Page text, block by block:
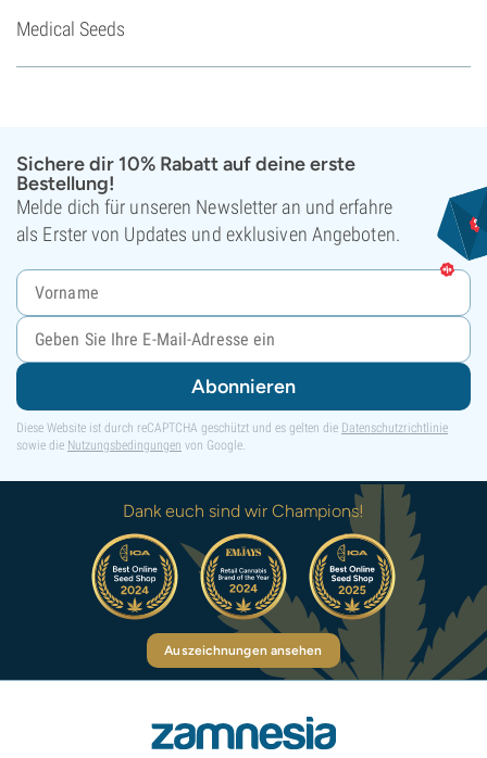
Medical Seeds
Sichere dir 10% Rabatt auf deine erste
Bestellung!
Melde dich für unseren Newsletter an und erfahre
als Erster von Updates und exklusiven Angeboten.
Abonnieren
Diese Website ist durch reCAPTCHA geschützt und es gelten die Datenschutzrichtlinie
sowie die Nutzungsbedingungen von Google.
Dank euch sind wir Champions!
Auszeichnungen ansehen